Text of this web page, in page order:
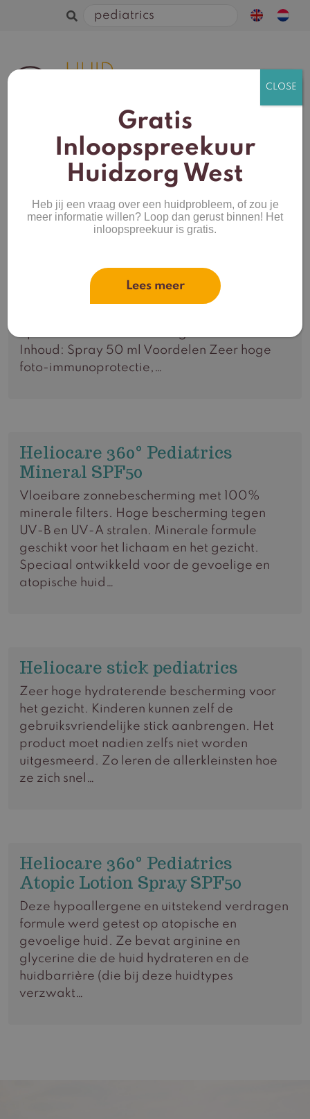
Zoeken
Heliocare 360° Pediatrics
De verfrissende Heliocare® 360° Pediatrics
Transparent Spray SPF 50+ werd speciaal
Inhoud: Spray 50 ml Voordelen Zeer hoge
foto-immunoprotectie,…
Heliocare 360° Pediatrics
Mineral SPF50
Vloeibare zonnebescherming met 100%
minerale filters. Hoge bescherming tegen
UV-B en UV-A stralen. Minerale formule
geschikt voor het lichaam en het gezicht.
Speciaal ontwikkeld voor de gevoelige en
atopische huid…
Heliocare stick pediatrics
Zeer hoge hydraterende bescherming voor
het gezicht. Kinderen kunnen zelf de
gebruiksvriendelijke stick aanbrengen. Het
product moet nadien zelfs niet worden
uitgesmeerd. Zo leren de allerkleinsten hoe
ze zich snel…
Heliocare 360° Pediatrics
Atopic Lotion Spray SPF50
Deze hypoallergene en uitstekend verdragen
formule werd getest op atopische en
gevoelige huid. Ze bevat arginine en
glycerine die de huid hydrateren en de
huidbarrière (die bij deze huidtypes
verzwakt…
Gratis
Inloopspreekuur
Huidzorg West
Heb jij een vraag over een huidprobleem, of zou je
meer informatie willen? Loop dan gerust binnen! Het
inloopspreekuur is gratis.
Lees meer